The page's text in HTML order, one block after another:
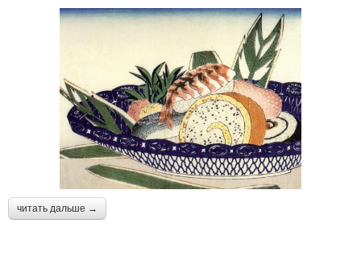
читать дальше →